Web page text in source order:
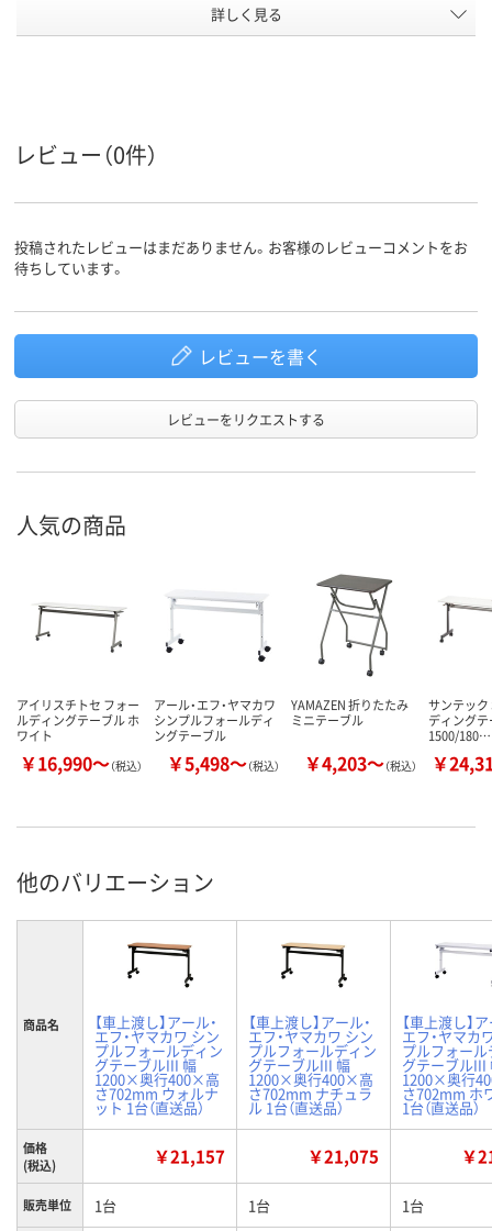
キャスター
詳しく見る
レビュー（0件）
投稿されたレビューはまだありません。お客様のレビューコメントをお
待ちしています。
レビューを書く
レビューをリクエストする
人気の商品
アイリスチトセ フォー
ルディングテーブル ホ
ワイト
￥16,990～（税込）
アール・エフ・ヤマカワ
シンプルフォールディ
ングテーブル
￥5,498～（税込）
YAMAZEN 折りたたみ
ミニテーブル
￥4,203～（税込）
サンテック
ディング
1500/180…
￥
他のバリエーション
商品名 【車上渡し】アール・
エフ・ヤマカワ シン
プルフォールディン
グテーブルIII 幅
1200×奥行400×高
さ702mm ウォルナ
ット 1台（直送品）
【車上渡し】アール・
エフ・ヤマカワ シン
プルフォールディン
グテーブルIII 幅
1200×奥行400×高
さ702mm ナチュラ
ル 1台（直送品）
【車上渡し】
エフ・ヤマカ
プルフォー
グテーブルIII
1200×奥行
さ702mm ホ
1台（直送品）
価格
(税込)
￥21,157 ￥21,075 ￥
販売単位 1台 1台 1台